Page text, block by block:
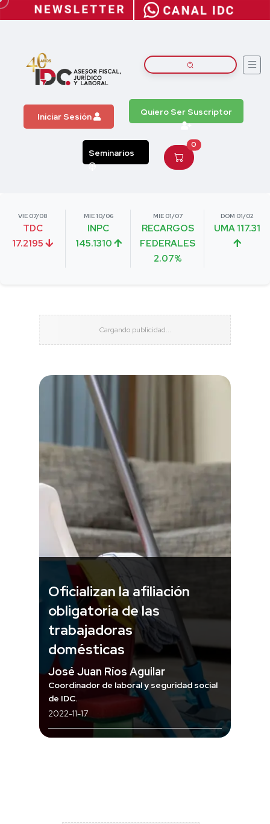
Iniciar Sesión Quiero Ser Suscriptor
Seminarios
0
VIE 07/08
TDC
17.2195
MIE 10/06
INPC
145.1310
MIE 01/07
RECARGOS
FEDERALES
2.07%
DOM 01/02
UMA 117.31
Oficializan la afiliación
obligatoria de las
trabajadoras
domésticas
José Juan Ríos Aguilar
Coordinador de laboral y seguridad social
de IDC.
2022-11-17